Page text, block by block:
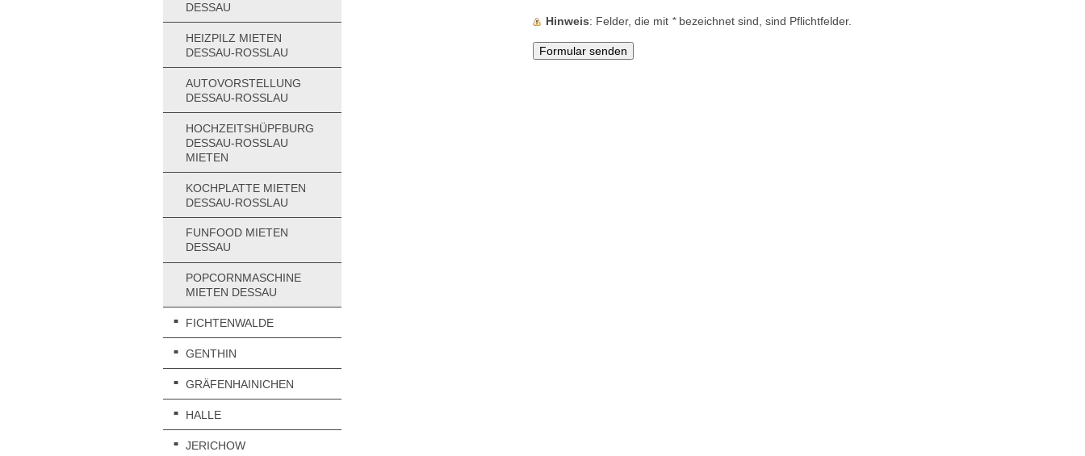
DESSAU
HEIZPILZ MIETEN
DESSAU-ROSSLAU
AUTOVORSTELLUNG
DESSAU-ROSSLAU
HOCHZEITSHÜPFBURG
DESSAU-ROSSLAU
MIETEN
KOCHPLATTE MIETEN
DESSAU-ROSSLAU
FUNFOOD MIETEN
DESSAU
POPCORNMASCHINE
MIETEN DESSAU
FICHTENWALDE
GENTHIN
GRÄFENHAINICHEN
HALLE
JERICHOW
Hinweis : Felder, die mit *bezeichnet sind, sind Pflichtfelder.